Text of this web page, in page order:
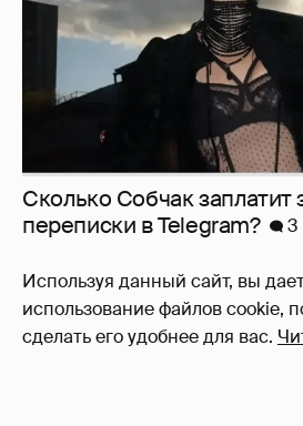
Используя данный сайт, вы
использование файлов cookie,
сделать его удобнее для вас.
Сколько Собчак заплатит
перeписки в Telegram?
3